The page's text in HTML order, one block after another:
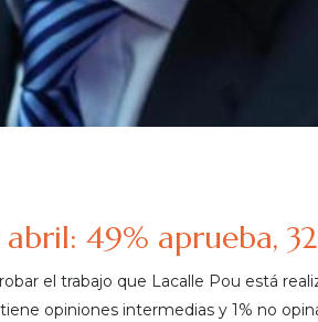
49% aprueba,
el trabajo que Lacalle Pou está
opiniones intermedias y 1% no